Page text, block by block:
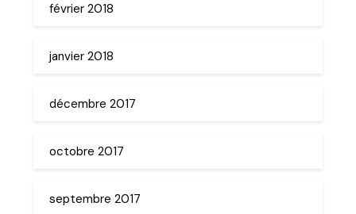
février 2018
janvier 2018
décembre 2017
octobre 2017
septembre 2017